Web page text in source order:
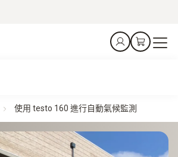
使用 testo 160 進行自動氣候監測